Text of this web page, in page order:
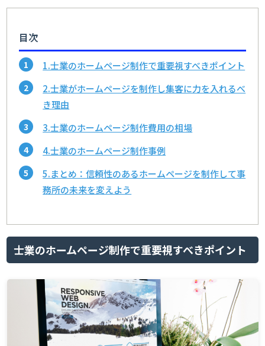
目次
1.士業のホームページ制作で重要視すべきポイント
2.士業がホームページを制作し集客に力を入れるべ
き理由
3.士業のホームページ制作費用の相場
4.士業のホームページ制作事例
5.まとめ：信頼性のあるホームページを制作して事
務所の未来を変えよう
士業のホームページ制作で重要視すべきポイント